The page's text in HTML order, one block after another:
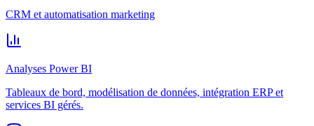
CRM et automatisation marketing
Analyses Power BI
Tableaux de bord, modélisation de données, intégration ERP et
services BI gérés.